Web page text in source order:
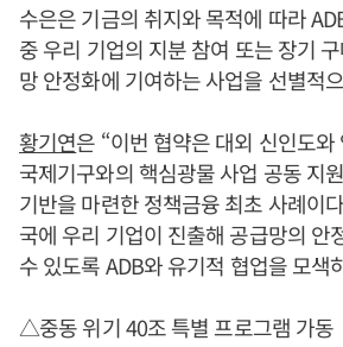
수은은 기금의 취지와 목적에 따라
중 우리 기업의 지분 참여 또는 장기
망 안정화에 기여하는 사업을 선별적
황기연은 “이번 협약은 대외 신인도
국제기구와의 핵심광물 사업 공동 지
기반을 마련한 정책금융 최초 사례이
국에 우리 기업이 진출해 공급망의 안
수 있도록 ADB와 유기적 협업을 모색
△중동 위기 40조 특별 프로그램 가동